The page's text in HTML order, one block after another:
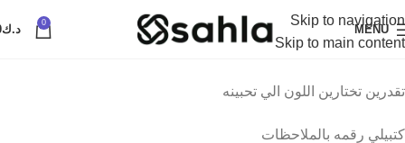
Skip to navigation
Skip to main content
MENU
0
د.ك Click to enlarge
تقدرين تختارين اللون الي تحبينه
كتبيلي رقمه بالملاحظات